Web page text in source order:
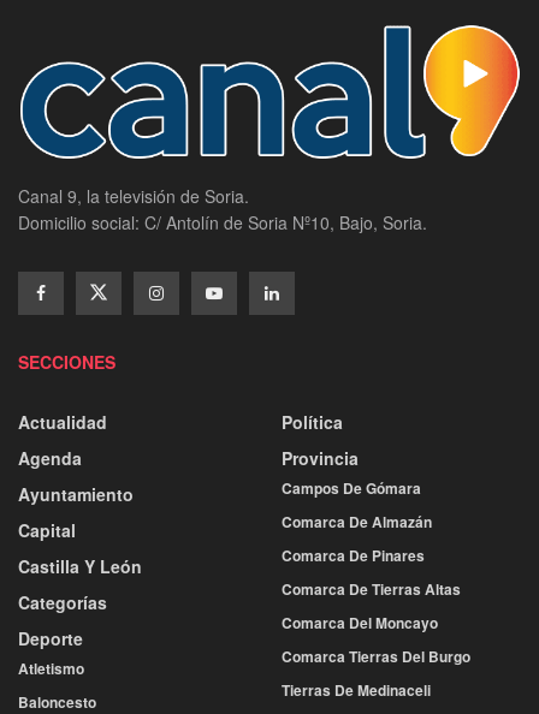
Canal 9, la televisión de Soria.
Domicilio social: C/ Antolín de Soria Nº10, Bajo, Soria.
SECCIONES
Actualidad
Agenda
Ayuntamiento
Capital
Castilla Y León
Categorías
Deporte
Atletismo
Baloncesto
Política
Provincia
Campos De Gómara
Comarca De Almazán
Comarca De Pinares
Comarca De Tierras Altas
Comarca Del Moncayo
Comarca Tierras Del Burgo
Tierras De Medinaceli